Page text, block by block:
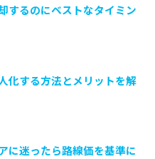
するのにベストなタイミン
化する方法とメリットを解
に迷ったら路線価を基準に